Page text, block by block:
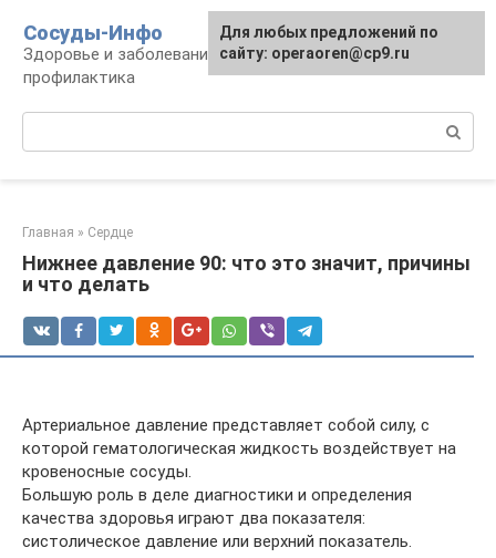
контенту
Сосуды-Инфо
Здоровье и заболевания сосудов и сердца,
профилактика
Главная » Сердце
Нижнее давление 90: что это значит, причины
и что делать
Артериальное давление представляет собой силу, с
которой гематологическая жидкость воздействует на
кровеносные сосуды.
Большую роль в деле диагностики и определения
качества здоровья играют два показателя:
систолическое давление или верхний показатель.
Для любых предложений по
сайту: operaoren@cp9.ru